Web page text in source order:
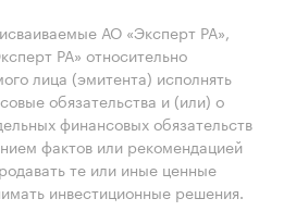
АО «Эксперт РА»,
РА» относительно
лица (эмитента) исполнять
обязательства и (или) о
финансовых обязательств
фактов или рекомендацией
те или иные ценные
инвестиционные решения.